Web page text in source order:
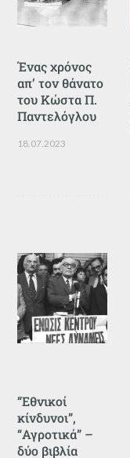
Ένας χρόνος
απ’ τον θάνατο
του Κώστα Π.
Παντελόγλου
18.07.2023
“Εθνικοί
κίνδυνοι”,
“Αγροτικά” –
δύο βιβλία